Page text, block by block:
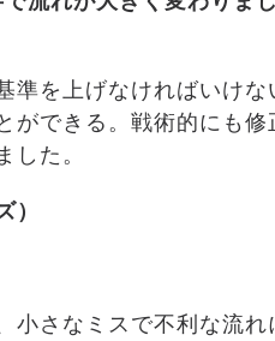
準を上げなければいけ
ができる。戦術的にも
した。
）
小さなミスで不利な流